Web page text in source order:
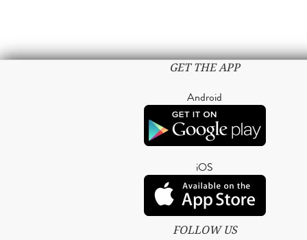
GET THE APP
Android
iOS
FOLLOW US